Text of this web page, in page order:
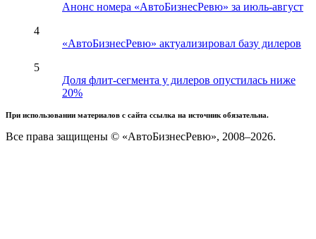
Анонс номера «АвтоБизнесРевю» за июль-август
4
«АвтоБизнесРевю» актуализировал базу дилеров
5
Доля флит-сегмента у дилеров опустилась ниже
20%
При использовании материалов с сайта ссылка на источник обязательна.
Все права защищены © «АвтоБизнесРевю», 2008–2026.